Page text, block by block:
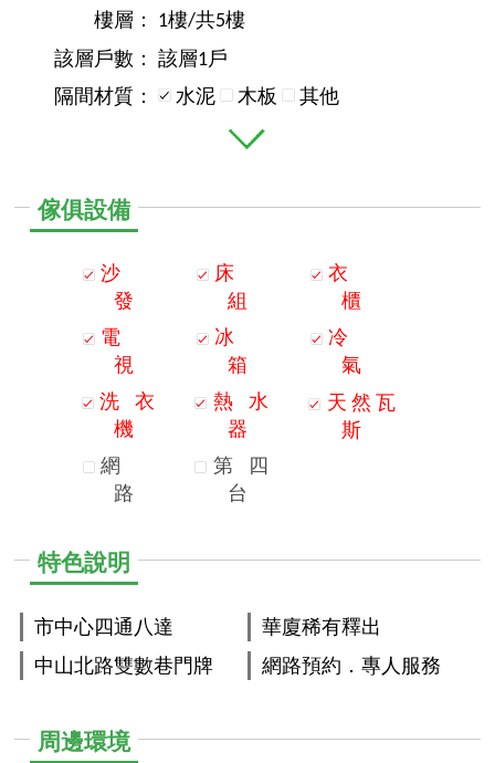
樓層：
1樓/共5樓
該層戶數：
該層1戶
隔間材質：
水泥 木板 其他
傢俱設備
沙
發
電
視
洗
衣
機
網
路
床
組
冰
箱
熱
水
器
第
四
台
衣
櫃
冷
氣
天 然 瓦
斯
特色說明
市中心四通八達
中山北路雙數巷門牌
華廈稀有釋出
網路預約．專人服務
周邊環境